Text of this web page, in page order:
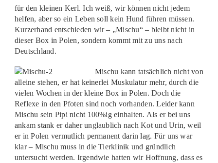
für den kleinen Kerl. Ich weiß, wir können nicht jedem
helfen, aber so ein Leben soll kein Hund führen müssen.
Kurzerhand entschieden wir – „Mischu“ – bleibt nicht in
dieser Box in Polen, sondern kommt mit zu uns nach
Deutschland.
Mischu kann tatsächlich nicht von
alleine stehen, er hat keinerlei Muskulatur mehr, durch die
vielen Wochen in der kleine Box in Polen. Doch die
Reflexe in den Pfoten sind noch vorhanden. Leider kann
Mischu sein Pipi nicht 100%ig einhalten. Als er bei uns
ankam stank er daher unglaublich nach Kot und Urin, weil
er in Polen vermutlich permanent darin lag. Für uns war
klar – Mischu muss in die Tierklinik und gründlich
untersucht werden. Irgendwie hatten wir Hoffnung, dass es